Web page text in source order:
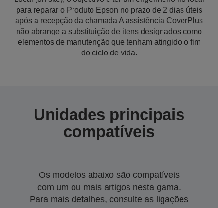
para reparar o Produto Epson no prazo de 2 dias úteis
após a recepção da chamada A assistência CoverPlus
não abrange a substituição de itens designados como
elementos de manutenção que tenham atingido o fim
do ciclo de vida.
Unidades principais
compatíveis
Os modelos abaixo são compatíveis
com um ou mais artigos nesta gama.
Para mais detalhes, consulte as ligações